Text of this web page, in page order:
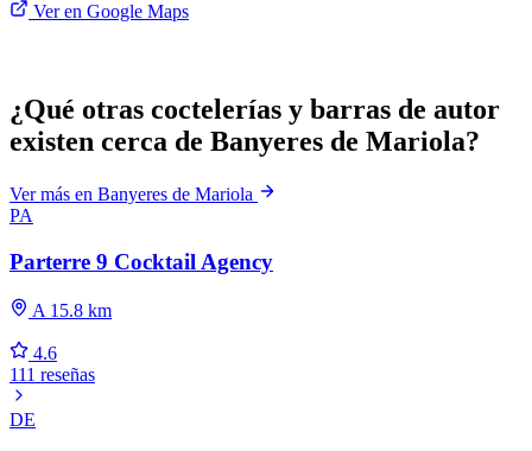
Ver en Google Maps
¿Qué otras coctelerías y barras de autor
existen cerca de Banyeres de Mariola?
Ver más en Banyeres de Mariola
PA
Parterre 9 Cocktail Agency
A 15.8 km
4.6
111 reseñas
DE